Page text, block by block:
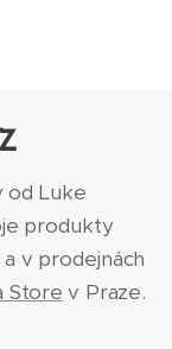
od Luke
produkty
a v prodejnách
Store v Praze.